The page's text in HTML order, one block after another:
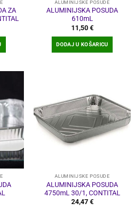
ZA
ALUMINIJSKE POSUDE
ALUMINIJSKA POSUDA
610mL
11,50€
DODAJ U KOŠARICU
ALUMINIJSKE POSUDE
ALUMINIJSKA POSUDA
4750mL 30/1, CONTITAL
24,47€